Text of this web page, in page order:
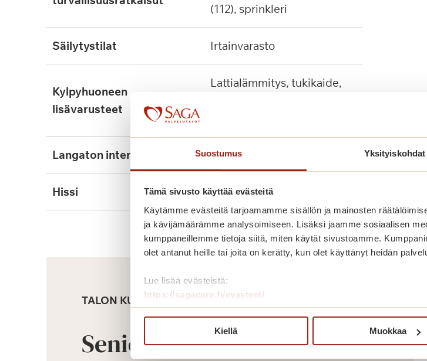
Suostumus Yksityiskohdat
Tämä sivusto käyttää evästeitä
Käytämme evästeitä tarjoamamme sisällön ja mainosten
ja kävijämäärämme analysoimiseen. Lisäksi jaamme sosiaalisen
kumppaneillemme tietoja siitä, miten käytät sivustoamme.
olet antanut heille tai joita on kerätty, kun olet käyttänyt heidän
Lue lisää evästeistä:
https://sagacare.fi/evasteet/
Kiellä Muokkaa
(112), sprinkleri
säilytystilat irtainvarasto
kylpyhuoneen
lisävarusteet
lattialämmitys, tukikaide,
langaton internet ei
hissi kyllä, 3kpl
TALON KUVAUS
Senioriasunnot